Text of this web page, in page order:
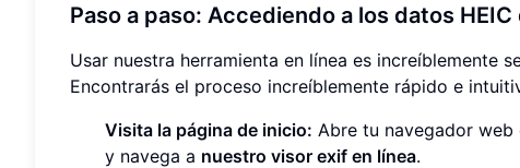
Paso a paso: Accediendo a los datos
Usar nuestra herramienta en línea es increíblemente
Encontrarás el proceso increíblemente rápido e
Visita la página de inicio: Abre tu navegador
y navega a nuestro visor exif en línea.